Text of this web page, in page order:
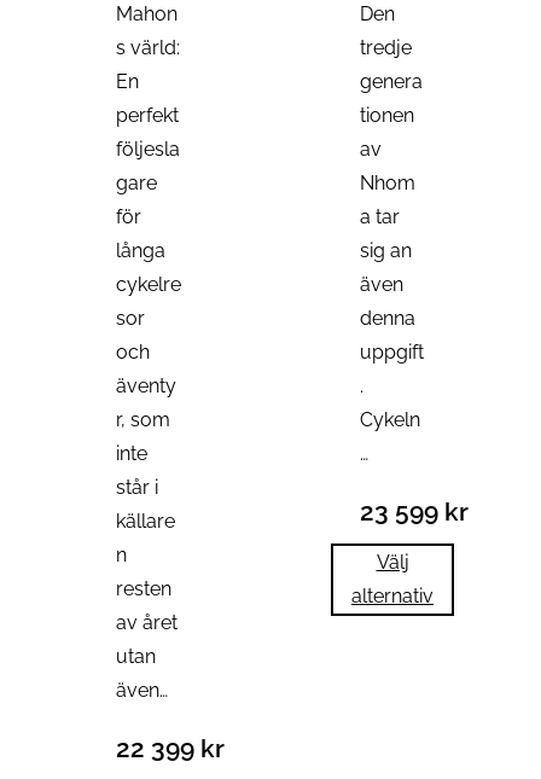
Mahon
s värld:
En
perfekt
följesla
gare
för
långa
cykelre
sor
och
äventy
r, som
inte
står i
källare
n
resten
av året
utan
även…
22 399 kr
Den
tredje
genera
tionen
av
Nhom
a tar
sig an
även
denna
uppgift
.
Cykeln
…
23 599 kr
Välj
alternativ